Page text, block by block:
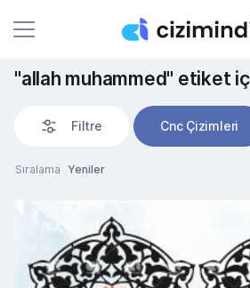
"allah muhammed" etiket
Filtre Cnc Çizimleri
Sıralama Yeniler